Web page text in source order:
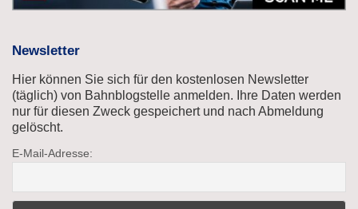
Newsletter
Hier können Sie sich für den kostenlosen Newsletter
(täglich) von Bahnblogstelle anmelden. Ihre Daten werden
nur für diesen Zweck gespeichert und nach Abmeldung
gelöscht.
E-Mail-Adresse: